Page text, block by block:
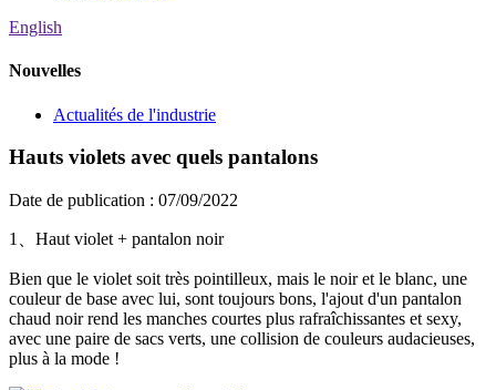
English
Nouvelles
Actualités de l'industrie
Hauts violets avec quels pantalons
Date de publication : 07/09/2022
1、Haut violet + pantalon noir
Bien que le violet soit très pointilleux, mais le noir et le blanc, une
couleur de base avec lui, sont toujours bons, l'ajout d'un pantalon
chaud noir rend les manches courtes plus rafraîchissantes et sexy,
avec une paire de sacs verts, une collision de couleurs audacieuses,
plus à la mode !